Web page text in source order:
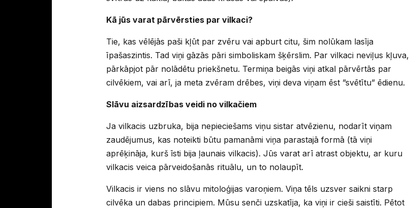
Kā jūs varat pārvērsties par vilkaci?
Tie, kas vēlējās paši kļūt par zvēru vai apburt citu, šim nolūkam lasīja
īpašaszintis. Tad viņi gāzās pāri simboliskam šķērslim. Par vilkaci neviļus kļuva,
pārkāpjot pār nolādētu priekšnetu. Termiņa beigās viņi atkal pārvērtās par
cilvēkiem, vai arī, ja meta zvēram drēbes, viņi deva viņam ēst ”svētītu” ēdienu.
Slāvu aizsardzības veidi no vilkačiem
Ja vilkacis uzbruka, bija nepieciešams viņu sistar atvēzienu, nodarīt viņam
zaudējumus, kas noteikti būtu pamanāmi viņa parastajā formā (tā viņi
aprēķināja, kurš īsti bija ļaunais vilkacis). Jūs varat arī atrast objektu, ar kuru
vilkacis veica pārveidošanās rituālu, un to nolaupīt.
Vilkacis ir viens no slāvu mitoloģijas varoņiem. Viņa tēls uzsver saikni starp
cilvēka un dabas principiem. Mūsu senči uzskatīja, ka viņi ir cieši saistīti. Pētot